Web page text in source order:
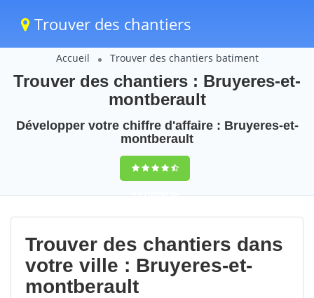
Trouver des chantiers
Accueil Trouver des chantiers batiment
Trouver des chantiers : Bruyeres-et-
montberault
Développer votre chiffre d'affaire : Bruyeres-et-
montberault
9,5(100%)56
votes
Trouver des chantiers dans
votre ville : Bruyeres-et-
montberault